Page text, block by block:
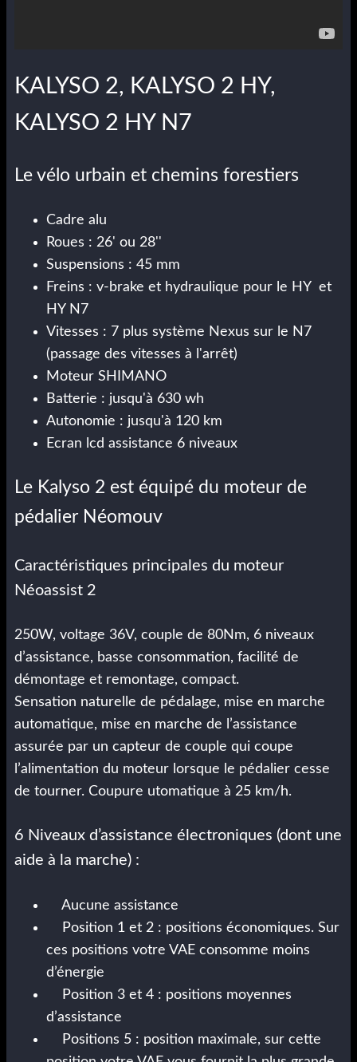
KALYSO 2, KALYSO 2 HY,
KALYSO 2 HY N7
Le vélo urbain et chemins forestiers
Cadre alu
Roues : 26' ou 28''
Suspensions : 45 mm
Freins : v-brake et hydraulique pour le HY et
HY N7
Vitesses : 7 plus système Nexus sur le N7
(passage des vitesses à l'arrêt)
Moteur SHIMANO
Batterie : jusqu'à 630 wh
Autonomie : jusqu'à 120 km
Ecran lcd assistance 6 niveaux
Le Kalyso 2 est équipé du moteur de
pédalier Néomouv
Caractéristiques principales du moteur
Néoassist 2
250W, voltage 36V, couple de 80Nm, 6 niveaux
d’assistance, basse consommation, facilité de
démontage et remontage, compact.
Sensation naturelle de pédalage, mise en marche
automatique, mise en marche de l’assistance
assurée par un capteur de couple qui coupe
l’alimentation du moteur lorsque le pédalier cesse
de tourner. Coupure utomatique à 25 km/h.
6 Niveaux d’assistance électroniques (dont une
aide à la marche) :
Aucune assistance
Position 1 et 2 : positions économiques. Sur
ces positions votre VAE consomme moins
d’énergie
Position 3 et 4 : positions moyennes
d’assistance
Positions 5 : position maximale, sur cette